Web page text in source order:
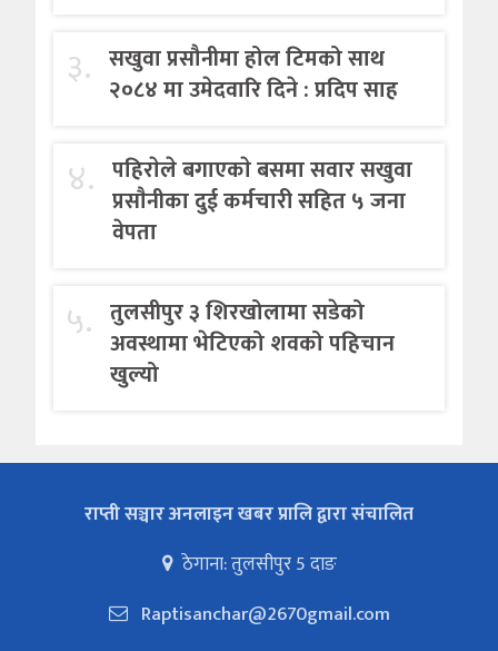
३. सखुवा प्रसौनीमा होल टिमको साथ
२०८४ मा उमेदवारि दिने : प्रदिप साह
४. पहिराेले बगाएकाे बसमा सवार सखुवा
प्रसाैनीका दुई कर्मचारी सहित ५ जना
वेपता
५. तुलसीपुर ३ शिरखोलामा सडेको
अवस्थामा भेटिएको शवको पहिचान
खुल्यो
राप्ती सञ्चार अनलाइन खबर प्रालि द्वारा संचालित
ठेगाना: तुलसीपुर 5 दाङ
Raptisanchar@2670gmail.com